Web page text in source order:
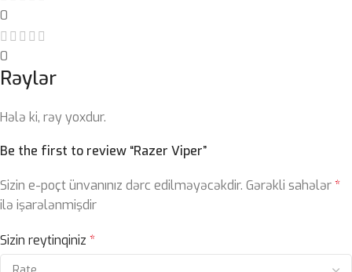
0
0
Rəylər
Hələ ki, rəy yoxdur.
Be the first to review “Razer Viper”
Sizin e-poçt ünvanınız dərc edilməyəcəkdir. Gərəkli sahələr*
ilə işarələnmişdir
Sizin reytinqiniz *